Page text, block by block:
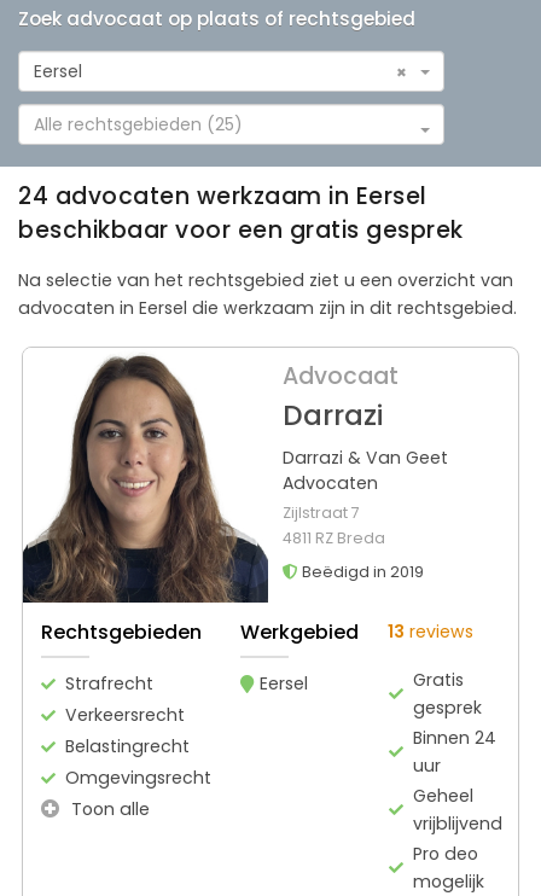
Zoek advocaat op plaats of rechtsgebied
×
Eersel
Alle rechtsgebieden (25)
24 advocaten werkzaam in Eersel
beschikbaar voor een gratis gesprek
Na selectie van het rechtsgebied ziet u een overzicht van
advocaten in Eersel die werkzaam zijn in dit rechtsgebied.
Advocaat
Darrazi
Darrazi & Van Geet
Advocaten
Zijlstraat 7
4811 RZ Breda
Beëdigd in 2019
Rechtsgebieden
Strafrecht
Verkeersrecht
Belastingrecht
Omgevingsrecht
Toon alle
Werkgebied
Eersel
13 reviews
Gratis
gesprek
Binnen 24
uur
Geheel
vrijblijvend
Pro deo
mogelijk